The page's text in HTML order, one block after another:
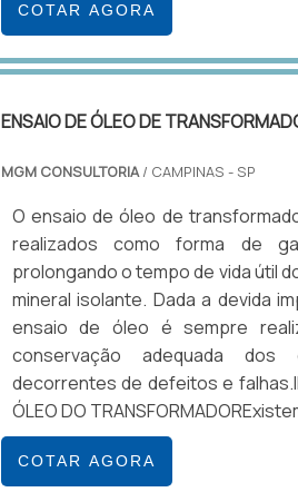
COTAR AGORA
ENSAIO DE ÓLEO DE
MGM CONSULTORIA/ CAMPINAS - SP
O ensaio de óleo de
realizados como forma de
prolongando o tempo de vida útil
mineral isolante. Dada a devida
ensaio de óleo é sempre
conservação adequada
decorrentes de defeitos e
ÓLEO DO
COTAR AGORA